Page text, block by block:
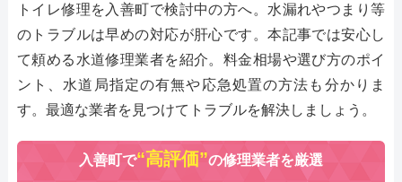
トイレ修理を入善町で検討中の方へ。水漏れやつまり等
のトラブルは早めの対応が肝心です。本記事では安心し
て頼める水道修理業者を紹介。料金相場や選び方のポイ
ント、水道局指定の有無や応急処置の方法も分かりま
す。最適な業者を見つけてトラブルを解決しましょう。
入善町で“高評価”の修理業者を厳選